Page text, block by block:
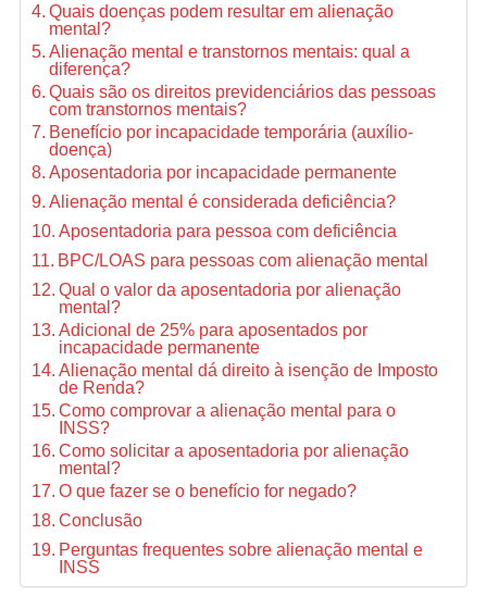
Quais doenças podem resultar em alienação
mental?
Alienação mental e transtornos mentais: qual a
diferença?
Quais são os direitos previdenciários das pessoas
com transtornos mentais?
Benefício por incapacidade temporária (auxílio-
doença)
Aposentadoria por incapacidade permanente
Alienação mental é considerada deficiência?
Aposentadoria para pessoa com deficiência
BPC/LOAS para pessoas com alienação mental
Qual o valor da aposentadoria por alienação
mental?
Adicional de 25% para aposentados por
incapacidade permanente
Alienação mental dá direito à isenção de Imposto
de Renda?
Como comprovar a alienação mental para o
INSS?
Como solicitar a aposentadoria por alienação
mental?
O que fazer se o benefício for negado?
Conclusão
Perguntas frequentes sobre alienação mental e
INSS